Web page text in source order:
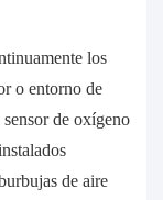
los
o entorno de
de oxígeno
de aire